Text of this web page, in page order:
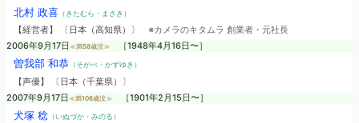
北村 政喜（きたむら・まさき）
【経営者】 〔日本（高知県）〕 ※カメラのキタムラ 創業者・元社長
2006年9月17日 ≪満58歳没≫ ［1948年4月16日〜］
曽我部 和恭 （そがべ・かずゆき）
【声優】 〔日本（千葉県）〕
2007年9月17日 ≪満106歳没≫ ［1901年2月15日〜］
犬塚 稔（いぬづか・みのる）